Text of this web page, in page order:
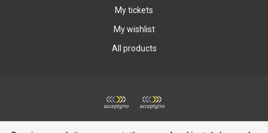
My tickets
My wishlist
All products